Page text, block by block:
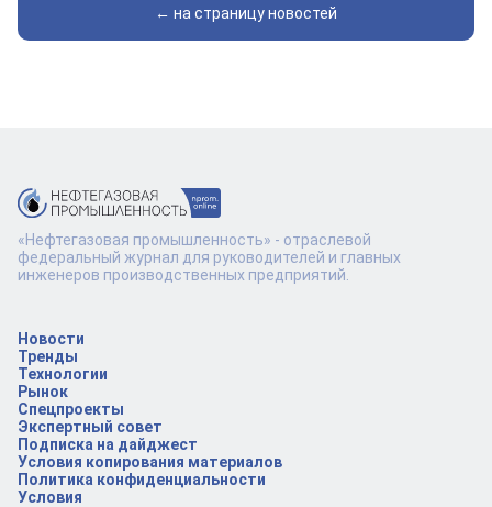
← на страницу новостей
Новости
Тренды
Технологии
Рынок
Спецпроекты
Экспертный совет
Подписка на дайджест
Условия копирования материалов
Политика конфиденциальности
Условия
«Нефтегазовая промышленность» - отраслевой
федеральный журнал для руководителей и главных
инженеров производственных предприятий.